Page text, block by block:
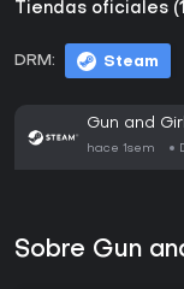
Tiendas oficiales
DRM: Steam
Gun and Girl
hace 1sem
Sobre Gun